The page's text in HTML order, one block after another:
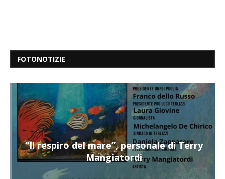
FOTONOTIZIE
“Il respiro del mare”, personale di Terry
Mangiatordi